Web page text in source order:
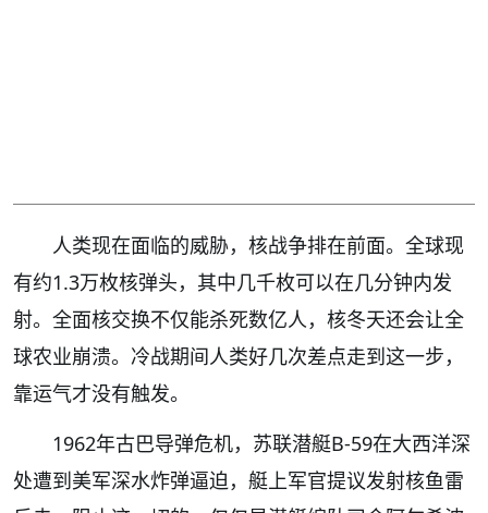
人类现在面临的威胁，核战争排在前面。全球现
有约1.3万枚核弹头，其中几千枚可以在几分钟内发
射。全面核交换不仅能杀死数亿人，核冬天还会让全
球农业崩溃。冷战期间人类好几次差点走到这一步，
靠运气才没有触发。
1962年古巴导弹危机，苏联潜艇B-59在大西洋深
处遭到美军深水炸弹逼迫，艇上军官提议发射核鱼雷